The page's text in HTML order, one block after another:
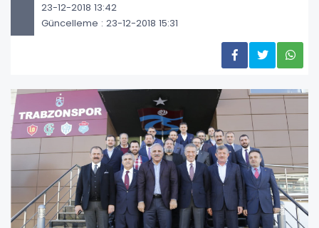
23-12-2018 13:42
Güncelleme : 23-12-2018 15:31